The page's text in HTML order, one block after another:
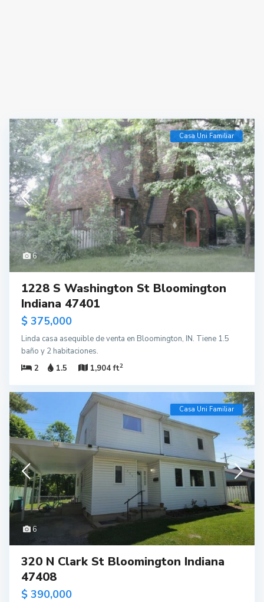
6
Casa Uni Familiar
1228 S Washington St Bloomington
Indiana 47401
$ 375,000
Linda casa asequible de venta en Bloomington, IN. Tiene 1.5
baño y 2 habitaciones.
2
1.5 1,904 ft2
6
Casa Uni Familiar
320 N Clark St Bloomington Indiana
47408
$ 390,000